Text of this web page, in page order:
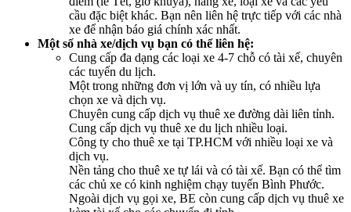
cầu đặc biệt khác. Bạn nên liên hệ trực tiếp với các nhà
xe để nhận báo giá chính xác nhất.
Một số nhà xe/dịch vụ bạn có thể liên hệ:
Cung cấp đa dạng các loại xe 4-7 chỗ có tài xế, chuyên
các tuyến du lịch.
Một trong những đơn vị lớn và uy tín, có nhiều lựa
chọn xe và dịch vụ.
Chuyên cung cấp dịch vụ thuê xe đường dài liên tỉnh.
Cung cấp dịch vụ thuê xe du lịch nhiều loại.
Công ty cho thuê xe tại TP.HCM với nhiều loại xe và
dịch vụ.
Nền tảng cho thuê xe tự lái và có tài xế. Bạn có thể tìm
các chủ xe có kinh nghiệm chạy tuyến Bình Phước.
Ngoài dịch vụ gọi xe, BE còn cung cấp dịch vụ thuê xe